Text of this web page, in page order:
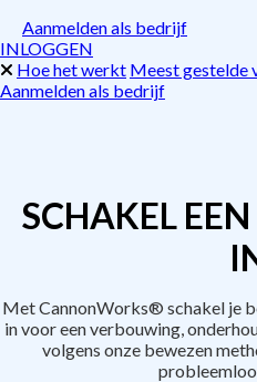
Aanmelden als bedrijf
INLOGGEN
Hoe het werkt Meest gestelde
Aanmelden als bedrijf
SCHAKEL
Met CannonWorks® schakel je
in voor een verbouwing,
volgens onze bewezen